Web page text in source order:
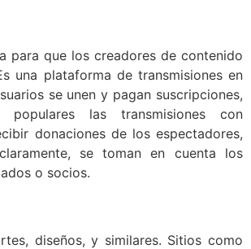
para que los creadores de contenido
una plataforma de transmisiones en
se unen y pagan suscripciones,
las transmisiones con
donaciones de los espectadores,
se toman en cuenta los
o socios.
diseños, y similares. Sitios como